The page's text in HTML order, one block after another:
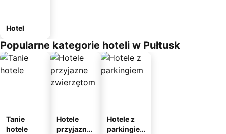
Hotel
Popularne kategorie hoteli w Pułtusk
Tanie
hotele
Hotele
przyjazne
Hotele z
parkingie